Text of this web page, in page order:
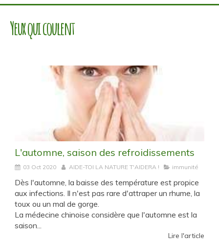
Yeux qui coulent
L'automne, saison des refroidissements
03 Oct 2020 AIDE-TOI LA NATURE T'AIDERA ! immunité
Dès l'automne, la baisse des température est propice
aux infections. Il n'est pas rare d'attraper un rhume, la
toux ou un mal de gorge.
La médecine chinoise considère que l'automne est la
saison...
Lire l'article